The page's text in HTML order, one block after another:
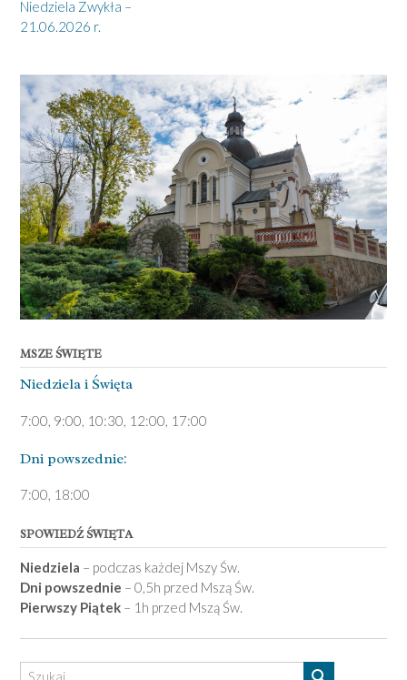
navigation
Niedziela Zwykła –
21.06.2026 r.
MSZE ŚWIĘTE
Niedziela ­i Święta
7:00, 9:00, 10:30, 12:00, 17:00
Dni pows­zednie:
7­:00, 18:00­
SPOWIEDŹ ŚWIĘTA
Niedziela – podczas każdej Mszy Św.
Dni powszednie – 0,5h przed Mszą Św.
Pierwszy Piątek – 1h przed Mszą Św.